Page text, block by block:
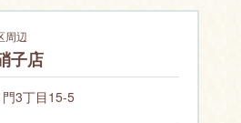
周辺
子店
3丁目15-5